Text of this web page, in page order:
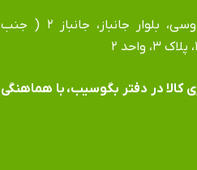
آدرس دفتر: مشهد، بلوار فردوسی، بلوار جانباز، جانباز ۲ ( جنب
کالا در دفتر بگوسیب، با هماهنگی